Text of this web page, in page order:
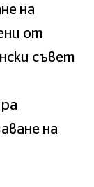
на
от
съвет
на